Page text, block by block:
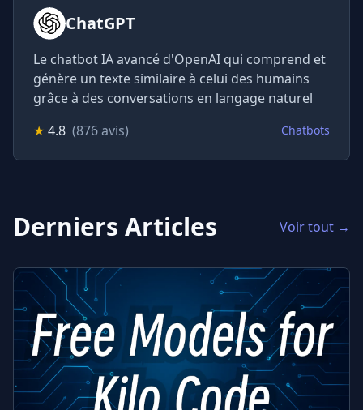
ChatGPT
Le chatbot IA avancé d'OpenAI qui comprend et
génère un texte similaire à celui des humains
grâce à des conversations en langage naturel
★ 4.8 (876 avis) Chatbots
Derniers Articles Voir tout →